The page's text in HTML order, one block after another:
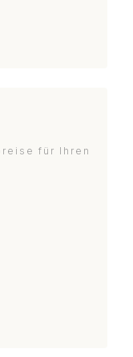
für Ihren